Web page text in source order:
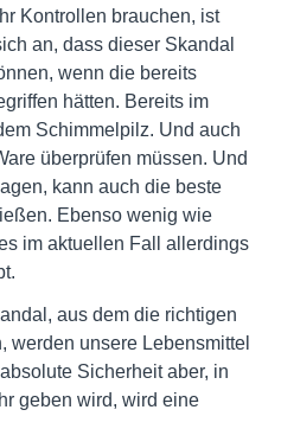
Kontrollen brauchen, ist
an, dass dieser Skandal
wenn die bereits
hätten. Bereits im
Schimmelpilz. Und auch
überprüfen müssen. Und
kann auch die beste
Ebenso wenig wie
im aktuellen Fall allerdings
aus dem die richtigen
werden unsere Lebensmittel
Sicherheit aber, in
geben wird, wird eine